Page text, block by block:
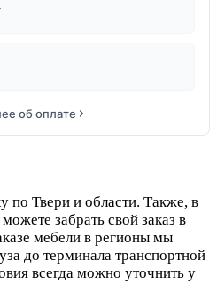
об оплате
по Твери и области. Также, в
забрать свой заказ в
мебели в регионы мы
до терминала транспортной
всегда можно уточнить у